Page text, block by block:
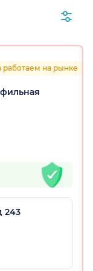
работаем на рынке
243